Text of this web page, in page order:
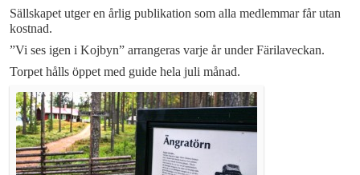
Sällskapet utger en årlig publikation som alla medlemmar får utan
kostnad.
”Vi ses igen i Kojbyn” arrangeras varje år under Färilaveckan.
Torpet hålls öppet med guide hela juli månad.